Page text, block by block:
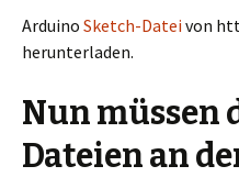
Arduino Sketch-Dateivon
herunterladen.
Nun müssen
Dateien an